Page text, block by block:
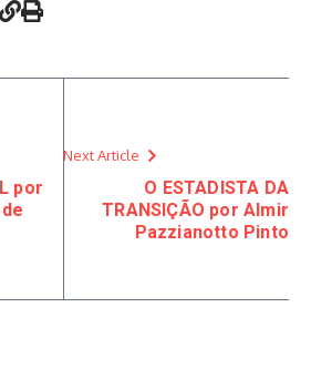
por
Next Article
O ESTADISTA DA
TRANSIÇÃO por Almir
Pazzianotto Pinto